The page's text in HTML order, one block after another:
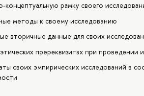
рамку своего
методы к своему исследованию
вторичные данные для своих
пререквизитах при проведении
своих эмпирических исследований в